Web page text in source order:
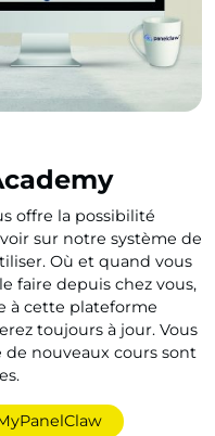
offre la possibilité
sur notre système de
Où et quand vous
faire depuis chez vous,
à cette plateforme
toujours à jour. Vous
nouveaux cours sont